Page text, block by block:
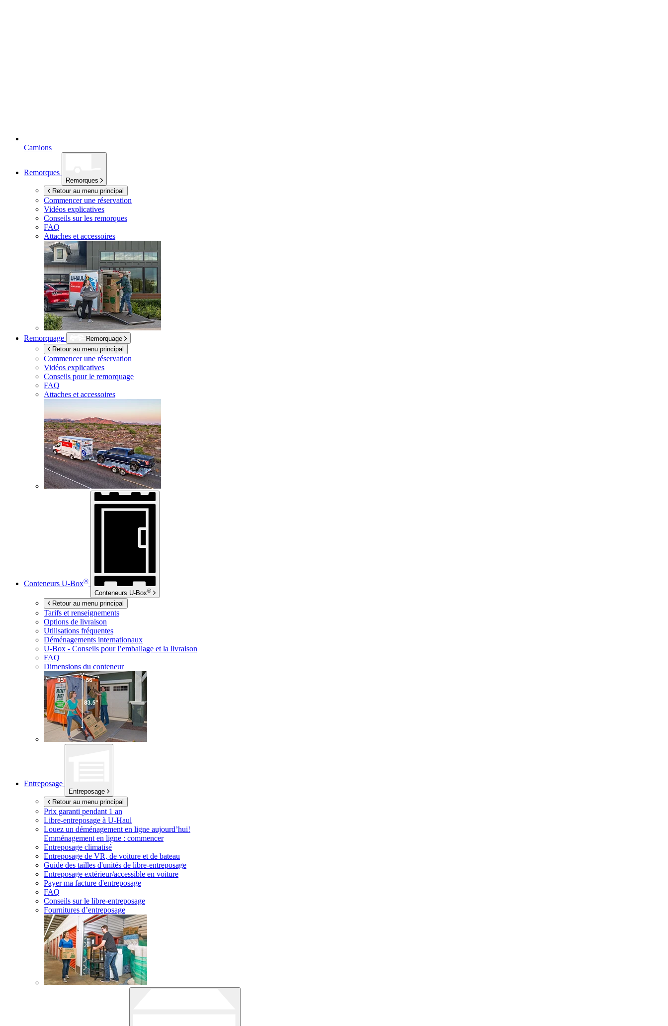
Camions
Remorques
Remorques
Retour au menu principal
Commencer une réservation
Vidéos explicatives
Conseils sur les remorques
FAQ
Attaches et accessoires
Remorquage
Remorquage
Retour au menu principal
Commencer une réservation
Vidéos explicatives
Conseils pour le remorquage
FAQ
Attaches et accessoires
Conteneurs U-Box®
Conteneurs U-Box®
Retour au menu principal
Tarifs et renseignements
Options de livraison
Utilisations fréquentes
Déménagements internationaux
U-Box - Conseils pour l’emballage et la livraison
FAQ
Dimensions du conteneur
Entreposage
Entreposage
Retour au menu principal
Prix garanti pendant 1 an
Libre-entreposage à U-Haul
Louez un déménagement en ligne aujourd’hui!
Emménagement en ligne : commencer
Entreposage climatisé
Entreposage de VR, de voiture et de bateau
Guide des tailles d'unités de libre-entreposage
Entreposage extérieur/accessible en voiture
Payer ma facture d'entreposage
FAQ
Conseils sur le libre-entreposage
Fournitures d’entreposage